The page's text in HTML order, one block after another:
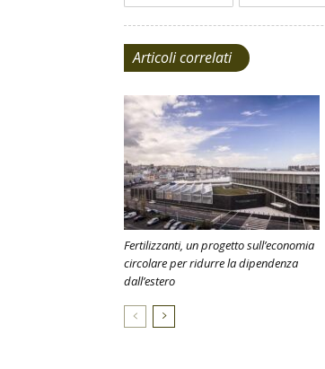
Articoli correlati
Fertilizzanti, un progetto sull’economia
circolare per ridurre la dipendenza
dall’estero